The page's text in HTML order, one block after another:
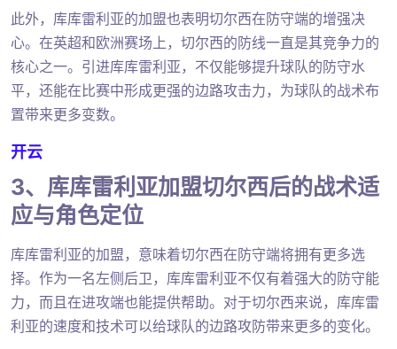
此外，库库雷利亚的加盟也表明切尔西在防守端的增强决
心。在英超和欧洲赛场上，切尔西的防线一直是其竞争力的
核心之一。引进库库雷利亚，不仅能够提升球队的防守水
平，还能在比赛中形成更强的边路攻击力，为球队的战术布
置带来更多变数。
开云
3、库库雷利亚加盟切尔西后的战术适
应与角色定位
库库雷利亚的加盟，意味着切尔西在防守端将拥有更多选
择。作为一名左侧后卫，库库雷利亚不仅有着强大的防守能
力，而且在进攻端也能提供帮助。对于切尔西来说，库库雷
利亚的速度和技术可以给球队的边路攻防带来更多的变化。